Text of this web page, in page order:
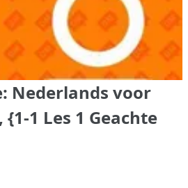
Nederlands voor
1 Les 1 Geachte